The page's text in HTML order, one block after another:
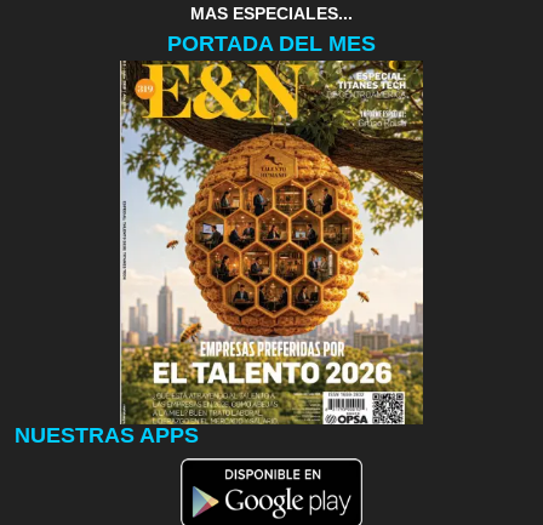
MAS ESPECIALES...
PORTADA DEL MES
NUESTRAS APPS